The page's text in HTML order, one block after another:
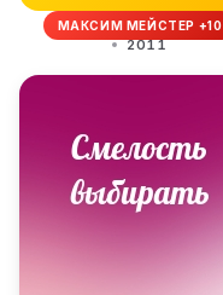
МАКСИМ МЕЙСТЕР +10
2011